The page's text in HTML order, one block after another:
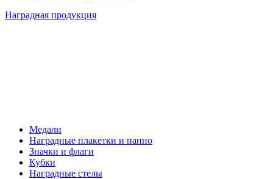
Наградная продукция
Медали
Наградные плакетки и панно
Значки и флаги
Кубки
Наградные стелы